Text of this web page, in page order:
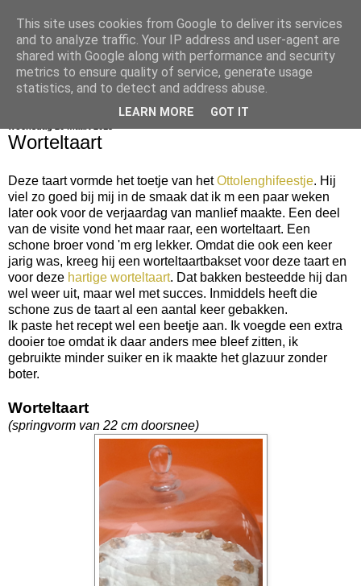
bijna net zo lekker als thuis
Worteltaart
Deze taart vormde het toetje van hetOttolenghifeestje. Hij
viel zo goed bij mij in de smaak dat ik m een paar weken
later ook voor de verjaardag van manlief maakte. Een deel
van de visite vond het maar raar, een worteltaart. Een
schone broer vond 'm erg lekker. Omdat die ook een keer
jarig was, kreeg hij een worteltaartbakset voor deze taart en
voor deze hartige worteltaart. Dat bakken besteedde hij dan
wel weer uit, maar wel met succes. Inmiddels heeft die
schone zus de taart al een aantal keer gebakken.
Ik paste het recept wel een beetje aan. Ik voegde een extra
dooier toe omdat ik daar anders mee bleef zitten, ik
gebruikte minder suiker en ik maakte het glazuur zonder
boter.
Worteltaart
(springvorm van 22 cm doorsnee)
This site uses cookies from Google to deliver its services
and to analyze traffic. Your IP address and user-agent are
shared with Google along with performance and security
metrics to ensure quality of service, generate usage
statistics, and to detect and address abuse.
LEARN MORE GOT IT